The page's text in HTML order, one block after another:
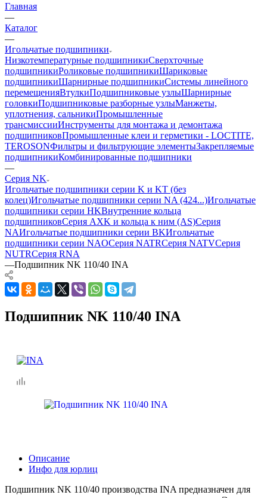
Главная
—
Каталог
—
Игольчатые подшипники
Низкотемпературные подшипникиСверхточные
подшипникиРоликовые подшипникиШариковые
подшипникиШарнирные подшипникиСистемы линейного
перемещенияВтулкиПодшипниковые узлыШарнирные
головкиПодшипниковые разборные узлыМанжеты,
уплотнения, сальникиПромышленные
трансмиссииИнструменты для монтажа и демонтажа
подшипниковПромышленные клеи и герметики - LOCTITE,
TEROSONФильтры и фильтрующие элементыЗакрепляемые
подшипникиКомбинированные подшипники
—
Серия NK
Игольчатые подшипники серии K и KT (без
колец)Игольчатые подшипники серии NA (424...)Игольчатые
подшипники серии HKВнутренние кольца
подшипниковСерия AXK и кольца к ним (AS)Серия
NAИгольчатые подшипники серии BKИгольчатые
подшипники серии NAOСерия NATRСерия NATVСерия
NUTRСерия RNA
—Подшипник NK 110/40 INA
Подшипник NK 110/40 INA
Описание
Инфо для юрлиц
Подшипник NK 110/40 производства INA предназначен для